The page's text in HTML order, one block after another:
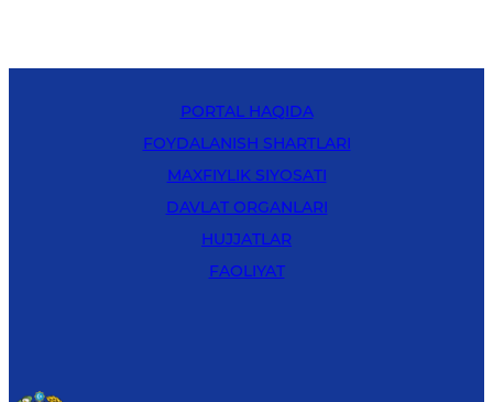
PORTAL HAQIDA
FOYDALANISH SHARTLARI
MAXFIYLIK SIYOSATI
DAVLAT ORGANLARI
HUJJATLAR
FAOLIYAT